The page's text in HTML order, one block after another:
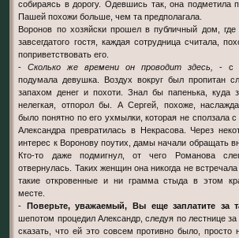
собираясь в дорогу. Одевшись так, она подметила
Пашей похожи больше, чем та предполагала.
Воронов по хозяйски прошел в публичный дом, где
завсегдатого гостя, каждая сотрудница считала,
поприветствовать его.
-Сколько же времени он проводит здесь, - с
подумала девушка. Воздух вокруг был пропитан
запахом денег и похоти. Знал бы папенька, куда
нелегкая, отпорол бы. А Сергей, похоже,
было понятно по его ухмылки, которая не сползала
Александра превратилась в Некрасова. Через
интерес к Воронову поутих, дамы начали обращать
Кто-то даже подмигнул, от чего Романова
отвернулась. Таких женщин она никогда не
такие откровенные и ни грамма стыда в этом
месте.
- Поверьте, уважаемый, Вы еще заплатите за
шепотом процедил Александр, следуя по лестнице
сказать, что ей это совсем противно было, просто